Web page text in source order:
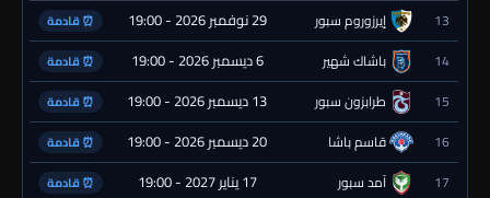
13 إيرزوروم سبور 29 نوفمبر 2026 - 19:00 ⏰ قادمة
14 باشاك شهير 6 ديسمبر 2026 - 19:00 ⏰ قادمة
15 طرابزون سبور 13 ديسمبر 2026 - 19:00 ⏰ قادمة
16 قاسم باشا 20 ديسمبر 2026 - 19:00 ⏰ قادمة
17 آمد سبور 17 يناير 2027 - 19:00 ⏰ قادمة